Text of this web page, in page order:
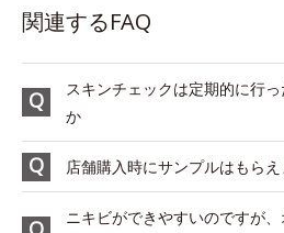
関連するFAQ
スキンチェックは定期的に行
か
店舗購入時にサンプルはもらえ
ニキビができやすいのですが